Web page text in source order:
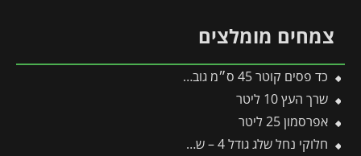
צמחים מומלצים
כד פסים קוטר 45 ס״מ גובה 45 ס״מ אפור בהיר
שרך העץ 10 ליטר
אפרסמון 25 ליטר
חלוקי נחל שלג גודל 4 – שק 20 ק״ג